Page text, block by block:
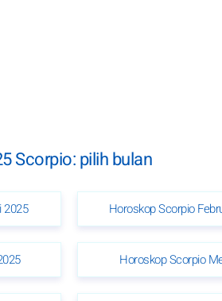
Scorpio: pilih bulan
2025 Horoskop Scorpio
Horoskop Scorpio